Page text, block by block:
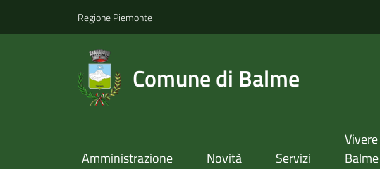
Regione Piemonte
Comune di Balme
Amministrazione Novità Servizi
Vivere
Balme